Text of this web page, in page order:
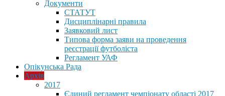
Документи
СТАТУТ
Дисциплінарні правила
Заявковий лист
Типова форма заяви на проведення
реєстрації футболіста
Регламент УАФ
Опікунська Рада
Архів
2017
Єдиний регламент чемпіонату області 2017